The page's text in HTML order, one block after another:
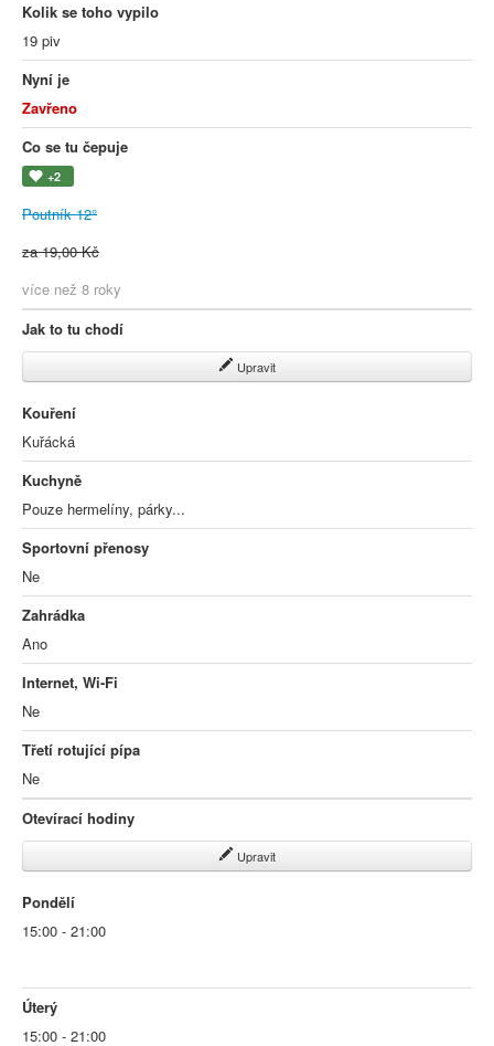
Kolik se toho vypilo
19 piv
Nyní je
Zavřeno
Co se tu čepuje
+2
Poutník 12°
za 19,00 Kč
více než 8 roky
Jak to tu chodí
Upravit
Kouření
Kuřácká
Kuchyně
Pouze hermelíny, párky...
Sportovní přenosy
Ne
Zahrádka
Ano
Internet, Wi-Fi
Ne
Třetí rotující pípa
Ne
Otevírací hodiny
Upravit
Pondělí
15:00 - 21:00
Úterý
15:00 - 21:00